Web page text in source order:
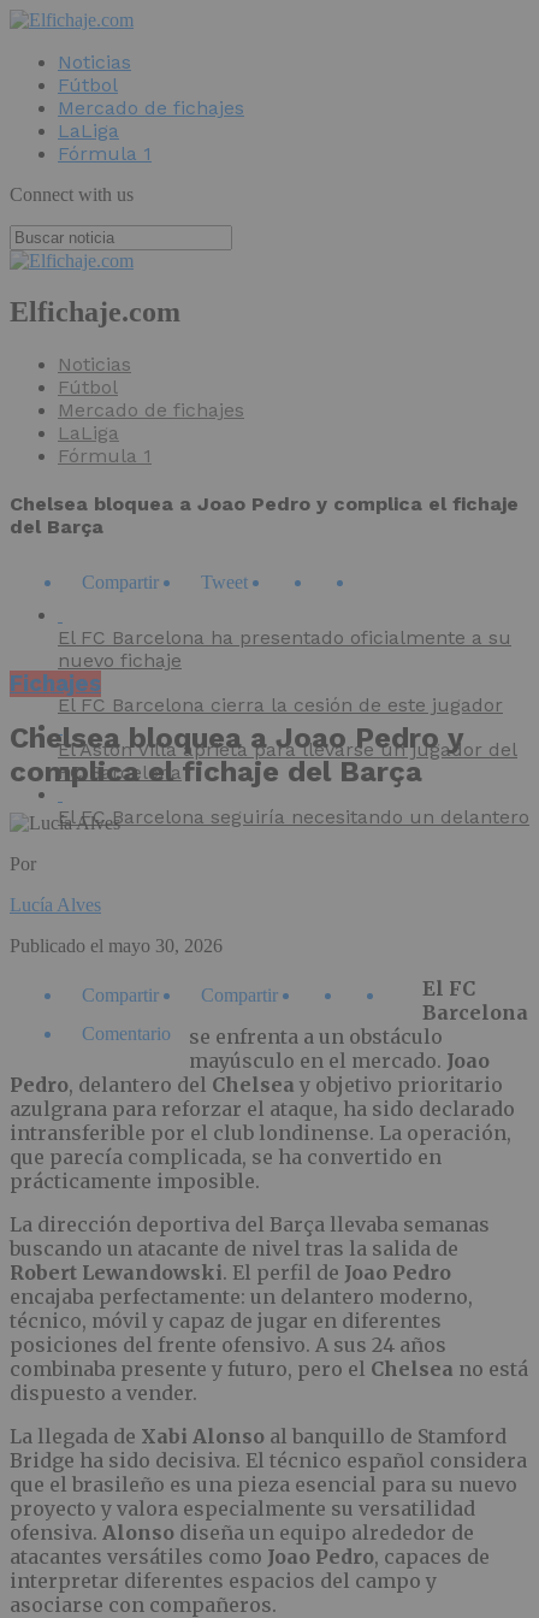
Noticias
Fútbol
Mercado de fichajes
LaLiga
Fórmula 1
Connect with us
Elfichaje.com
Noticias
Fútbol
Mercado de fichajes
LaLiga
Fórmula 1
Chelsea bloquea a Joao Pedro y complica el fichaje
del Barça
Compartir Tweet
El FC Barcelona ha presentado oficialmente a su
nuevo fichaje
El FC Barcelona cierra la cesión de este jugador
El Aston Villa aprieta para llevarse un jugador del
FC Barcelona
El FC Barcelona seguiría necesitando un delantero
Fichajes
Chelsea bloquea a Joao Pedro y
complica el fichaje del Barça
Por
Lucía Alves
Publicado el mayo 30, 2026
Compartir
Compartir
Comentario
El FC
Barcelona
se enfrenta a un obstáculo
mayúsculo en el mercado. Joao
Pedro, delantero del Chelsea y objetivo prioritario
azulgrana para reforzar el ataque, ha sido declarado
intransferible por el club londinense. La operación,
que parecía complicada, se ha convertido en
prácticamente imposible.
La dirección deportiva del Barça llevaba semanas
buscando un atacante de nivel tras la salida de
Robert Lewandowski. El perfil de Joao Pedro
encajaba perfectamente: un delantero moderno,
técnico, móvil y capaz de jugar en diferentes
posiciones del frente ofensivo. A sus 24 años
combinaba presente y futuro, pero el Chelsea no está
dispuesto a vender.
La llegada de Xabi Alonso al banquillo de Stamford
Bridge ha sido decisiva. El técnico español considera
que el brasileño es una pieza esencial para su nuevo
proyecto y valora especialmente su versatilidad
ofensiva. Alonso diseña un equipo alrededor de
atacantes versátiles como Joao Pedro, capaces de
interpretar diferentes espacios del campo y
asociarse con compañeros.